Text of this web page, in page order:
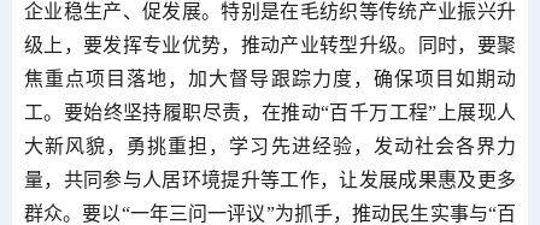
企业稳生产、促发展。特别是在毛纺织等传统产业振兴升
级上，要发挥专业优势，推动产业转型升级。同时，要聚
焦重点项目落地，加大督导跟踪力度，确保项目如期动
工。要始终坚持履职尽责，在推动“百千万工程”上展现人
大新风貌，勇挑重担，学习先进经验，发动社会各界力
量，共同参与人居环境提升等工作，让发展成果惠及更多
群众。要以“一年三问一评议”为抓手，推动民生实事与“百